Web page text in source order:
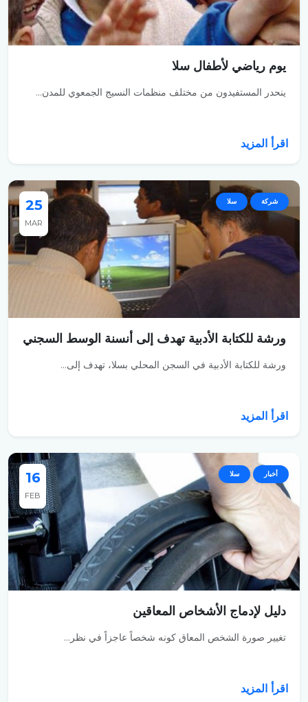
يوم رياضي لأطفال سلا
ينحدر المستفيدون من مختلف منظمات النسيج الجمعوي للمدن...
اقرأ المزيد
25
MAR
شركة سلا
ورشة للكتابة الأدبية تهدف إلى أنسنة الوسط السجني
ورشة للكتابة الأدبية في السجن المحلي بسلا، تهدف إلى...
اقرأ المزيد
16
FEB
أخبار سلا
دليل لإدماج الأشخاص المعاقين
تغيير صورة الشخص المعاق كونه شخصاً عاجزاً في نظر...
اقرأ المزيد